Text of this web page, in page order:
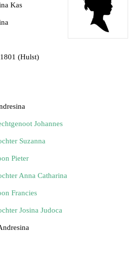
Kas
(Hulst)
Johannes
Suzanna
Pieter
Anna Catharina
Francies
Josina Judoca